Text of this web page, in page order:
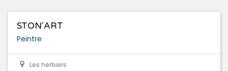
STON'ART
Peintre
Les herbiers